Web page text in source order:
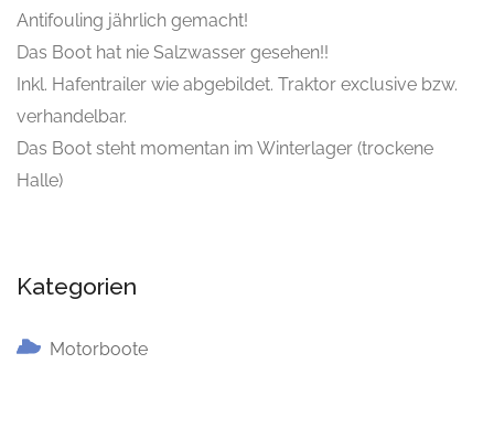
Antifouling jährlich gemacht!
Das Boot hat nie Salzwasser gesehen!!
Inkl. Hafentrailer wie abgebildet. Traktor exclusive bzw.
verhandelbar.
Das Boot steht momentan im Winterlager (trockene
Halle)
Kategorien
Motorboote